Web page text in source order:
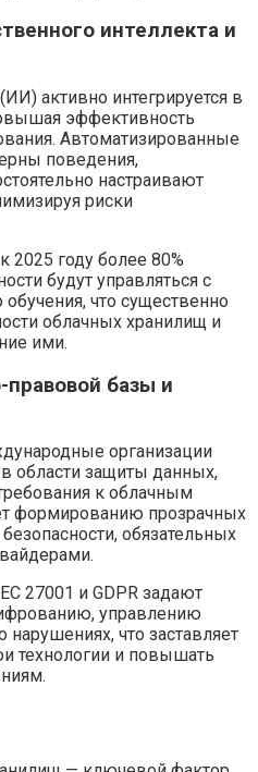
интеллекта и
активно интегрируется в
эффективность
Автоматизированные
поведения,
настраивают
риски
2025 году более 80%
будут управляться с
что существенно
облачных хранилищ и
ими.
базы и
организации
области защиты данных,
к облачным
формированию прозрачных
обязательных
27001 и GDPR задают
управлению
что заставляет
технологии и повышать